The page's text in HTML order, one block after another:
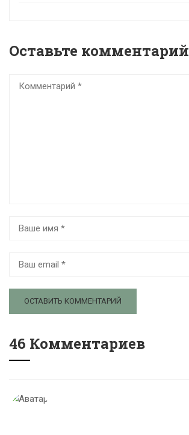
Оставьте комментарий
46 Комментариев